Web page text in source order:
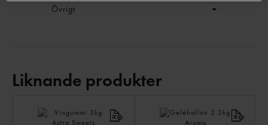
Övrigt
Liknande produkter